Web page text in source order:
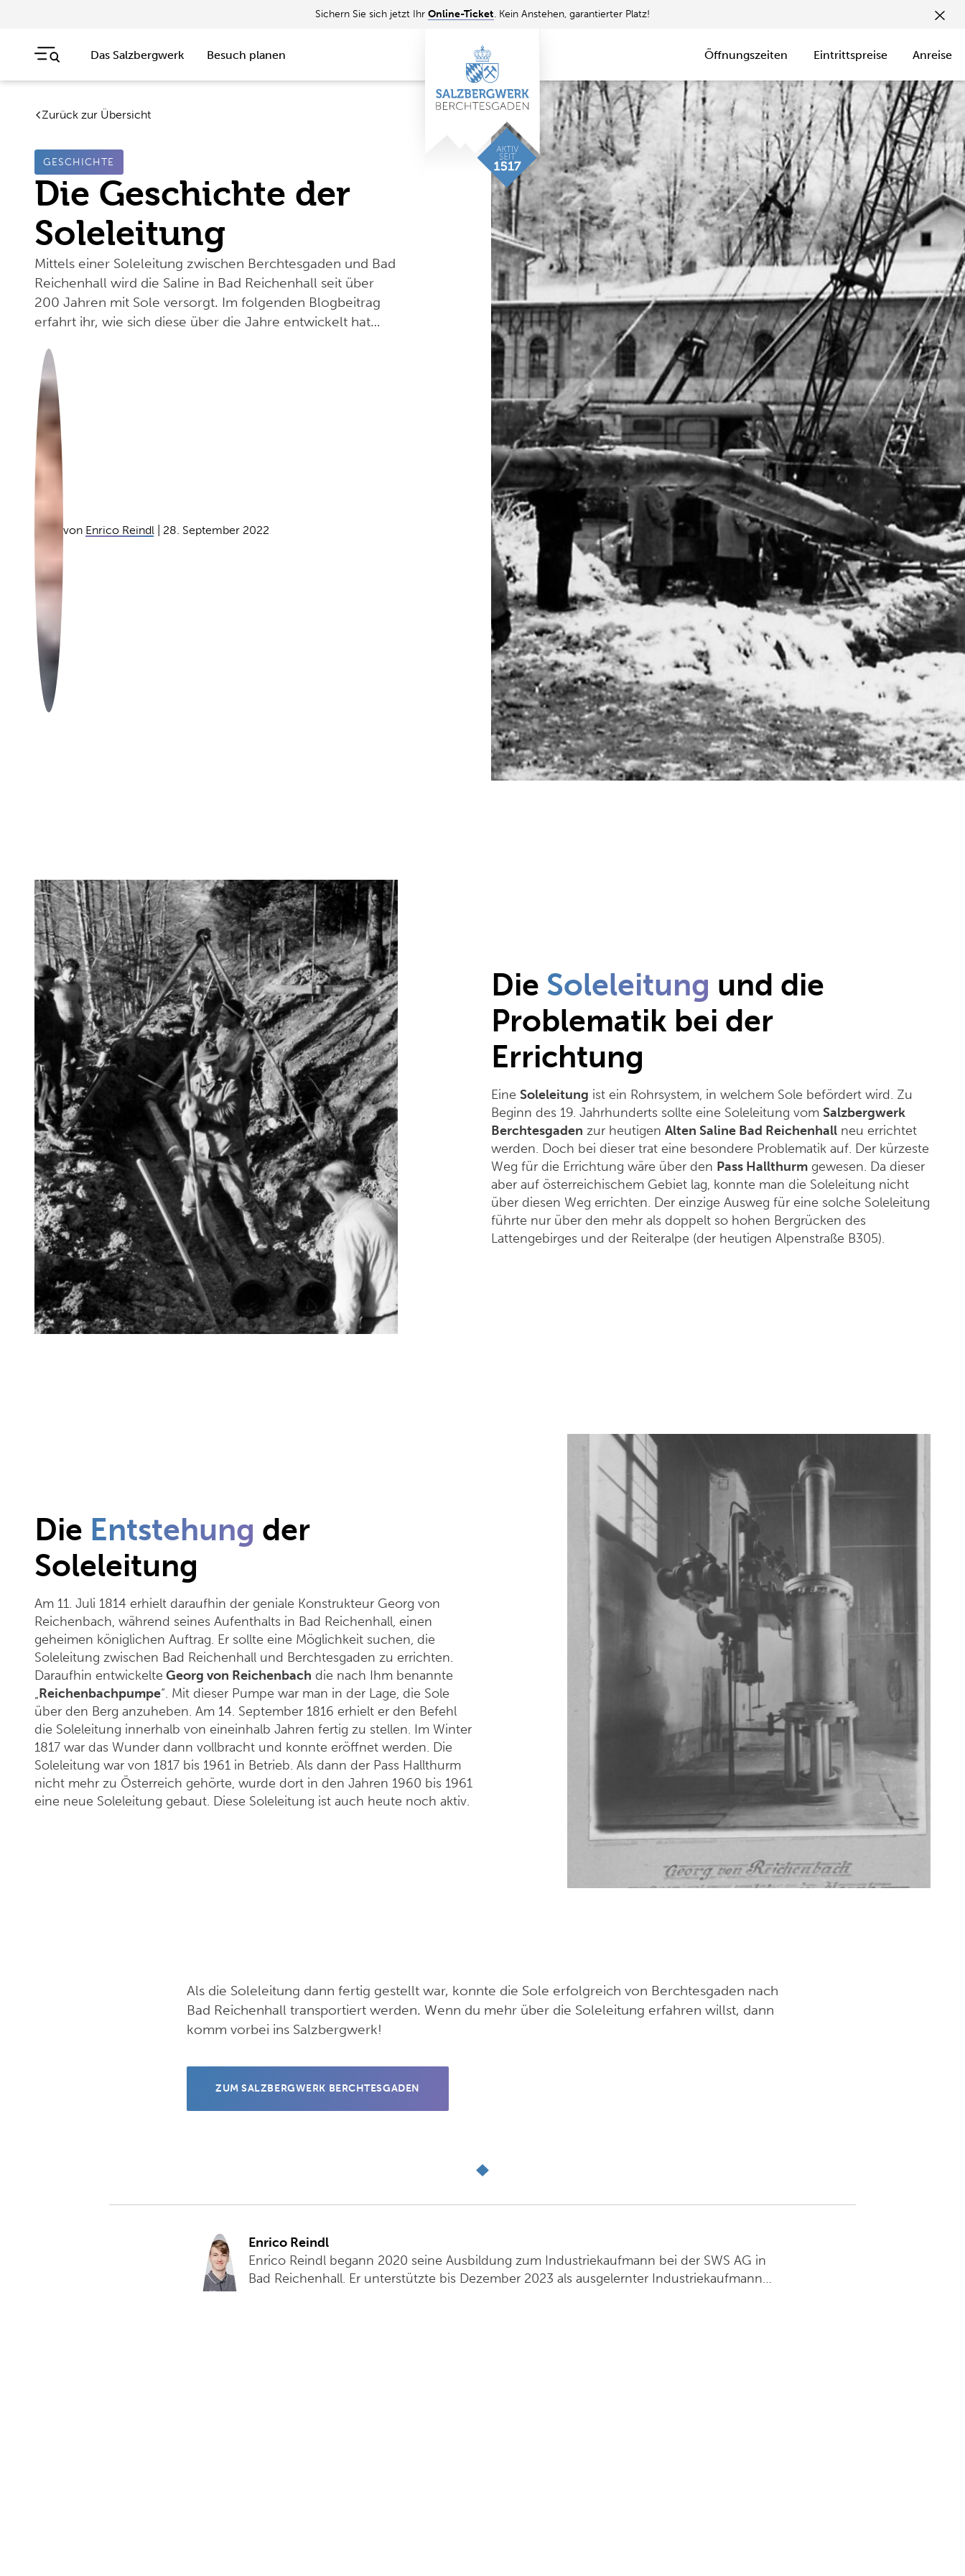
Sichern Sie sich jetzt Ihr Online-Ticket. Kein Anstehen, garantierter Platz!
Zum Ende der Navigation springen
Das Salzbergwerk Besuch planen
Veranstaltungen
Zum Beginn der Navigation springen Öffnungszeiten Eintrittspreise Anreise
TICKETS
KAUFEN
Zurück zur Übersicht
GESCHICHTE
Die Geschichte der
Soleleitung
Mittels einer Soleleitung zwischen Berchtesgaden und Bad
Reichenhall wird die Saline in Bad Reichenhall seit über
200 Jahren mit Sole versorgt. Im folgenden Blogbeitrag
erfahrt ihr, wie sich diese über die Jahre entwickelt hat…
von Enrico Reindl | 28. September 2022
Die Soleleitung und die
Problematik bei der
Errichtung
Eine Soleleitung ist ein Rohrsystem, in welchem Sole befördert wird. Zu
Beginn des 19. Jahrhunderts sollte eine Soleleitung vom Salzbergwerk
Berchtesgaden zur heutigen Alten Saline Bad Reichenhall neu errichtet
werden. Doch bei dieser trat eine besondere Problematik auf. Der kürzeste
Weg für die Errichtung wäre über den Pass Hallthurm gewesen. Da dieser
aber auf österreichischem Gebiet lag, konnte man die Soleleitung nicht
über diesen Weg errichten. Der einzige Ausweg für eine solche Soleleitung
führte nur über den mehr als doppelt so hohen Bergrücken des
Lattengebirges und der Reiteralpe (der heutigen Alpenstraße B305).
Die Entstehung der
Soleleitung
Am 11. Juli 1814 erhielt daraufhin der geniale Konstrukteur Georg von
Reichenbach, während seines Aufenthalts in Bad Reichenhall, einen
geheimen königlichen Auftrag. Er sollte eine Möglichkeit suchen, die
Soleleitung zwischen Bad Reichenhall und Berchtesgaden zu errichten.
Daraufhin entwickelte Georg von Reichenbach die nach Ihm benannte
„Reichenbachpumpe“. Mit dieser Pumpe war man in der Lage, die Sole
über den Berg anzuheben. Am 14. September 1816 erhielt er den Befehl
die Soleleitung innerhalb von eineinhalb Jahren fertig zu stellen. Im Winter
1817 war das Wunder dann vollbracht und konnte eröffnet werden. Die
Soleleitung war von 1817 bis 1961 in Betrieb. Als dann der Pass Hallthurm
nicht mehr zu Österreich gehörte, wurde dort in den Jahren 1960 bis 1961
eine neue Soleleitung gebaut. Diese Soleleitung ist auch heute noch aktiv.
Als die Soleleitung dann fertig gestellt war, konnte die Sole erfolgreich von Berchtesgaden nach
Bad Reichenhall transportiert werden. Wenn du mehr über die Soleleitung erfahren willst, dann
komm vorbei ins Salzbergwerk!
ZUM SALZBERGWERK BERCHTESGADEN
Enrico Reindl
Enrico Reindl begann 2020 seine Ausbildung zum Industriekaufmann bei der SWS AG in
Bad Reichenhall. Er unterstützte bis Dezember 2023 als ausgelernter Industriekaufmann